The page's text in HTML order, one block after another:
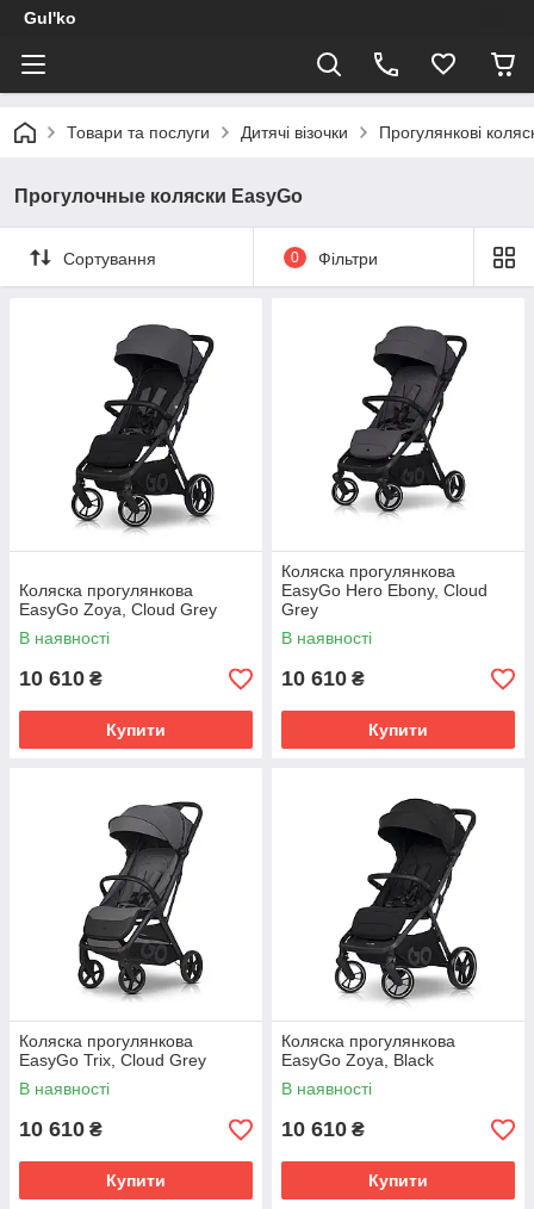
Gul'ko
Товари та послуги Дитячі візочки Прогулянкові
Прогулочные коляски EasyGo
Сортування 0 Фільтри
Коляска прогулянкова
EasyGo Zoya, Cloud Grey
В наявності
10 610 ₴
Купити
Коляска прогулянкова
EasyGo Hero Ebony, Cloud
Grey
В наявності
10 610 ₴
Купити
Коляска прогулянкова
EasyGo Trix, Cloud Grey
В наявності
10 610 ₴
Купити
Коляска прогулянкова
EasyGo Zoya, Black
В наявності
10 610 ₴
Купити